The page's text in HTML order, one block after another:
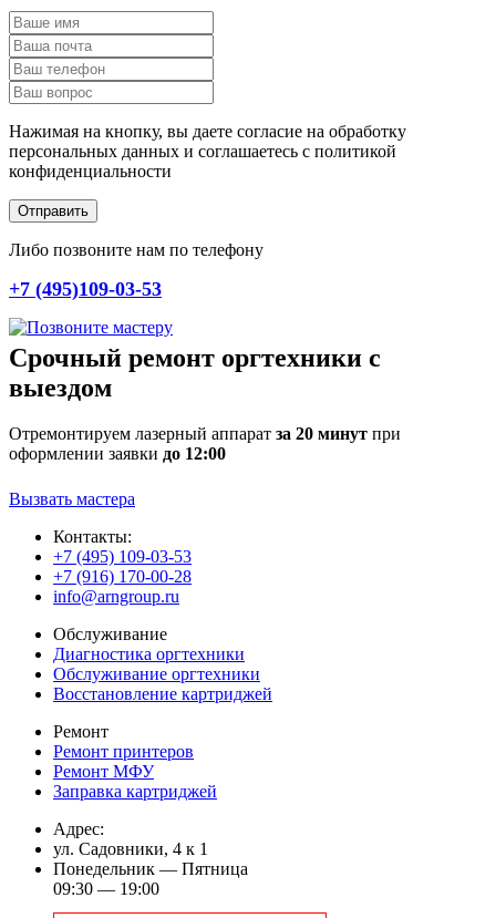
Нажимая на кнопку, вы даете согласие на обработку
персональных данных и соглашаетесь c политикой
конфиденциальности
Отправить
Либо позвоните нам по телефону
+7 (495)109-03-53
Срочный ремонт оргтехники с
выездом
Отремонтируем лазерный аппарат за 20 минут при
оформлении заявки до 12:00
Вызвать мастера
Контакты:
+7 (495) 109-03-53
+7 (916) 170-00-28
info@arngroup.ru
Обслуживание
Диагностика оргтехники
Обслуживание оргтехники
Восстановление картриджей
Ремонт
Ремонт принтеров
Ремонт МФУ
Заправка картриджей
Адрес:
ул. Садовники, 4 к 1
Понедельник — Пятница
09:30 — 19:00